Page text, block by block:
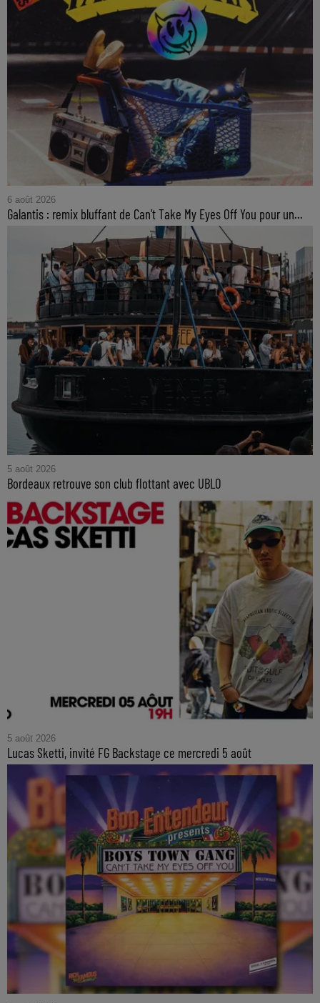
6 août 2026
Galantis : remix bluffant de Can’t Take My Eyes Off You pour un...
5 août 2026
Bordeaux retrouve son club flottant avec UBLO
5 août 2026
Lucas Sketti, invité FG Backstage ce mercredi 5 août